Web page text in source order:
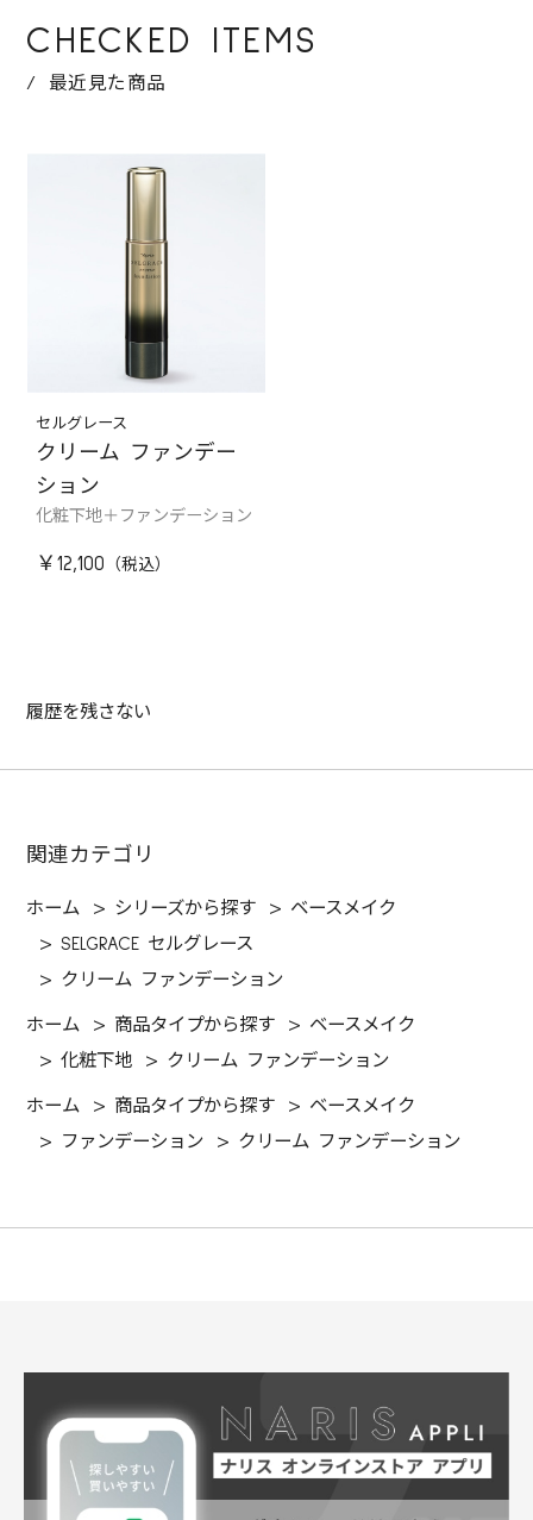
CHECKED ITEMS
最近見た商品
セルグレース
クリーム ファンデー
ション
化粧下地＋ファンデーション
￥12,100
履歴を残さない
関連カテゴリ
ホーム > シリーズから探す > ベースメイク
>SELGRACE セルグレース
>
クリーム ファンデーション
ホーム > 商品タイプから探す > ベースメイク
>化粧下地 > クリーム ファンデーション
ホーム > 商品タイプから探す > ベースメイク
>
ファンデーション > クリーム ファンデーション